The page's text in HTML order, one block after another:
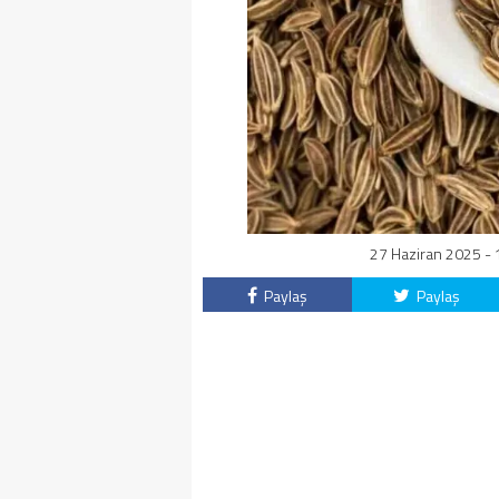
27 Haziran 2025 -
Paylaş
Paylaş